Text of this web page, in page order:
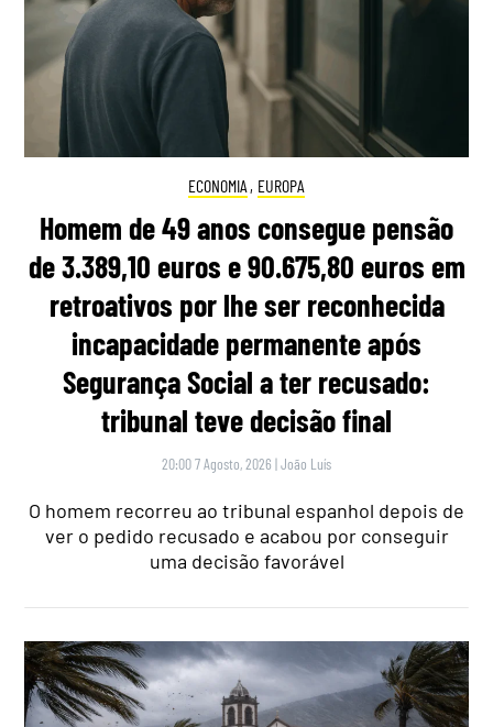
ECONOMIA , EUROPA
Homem de 49 anos consegue pensão
de 3.389,10 euros e 90.675,80 euros em
retroativos por lhe ser reconhecida
incapacidade permanente após
Segurança Social a ter recusado:
tribunal teve decisão final
20:00 7 Agosto, 2026 |João Luís
O homem recorreu ao tribunal espanhol depois de
ver o pedido recusado e acabou por conseguir
uma decisão favorável